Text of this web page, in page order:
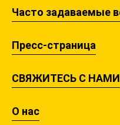
Часто задаваемые
Пресс-страница
СВЯЖИТЕСЬ С НАМИ
О нас